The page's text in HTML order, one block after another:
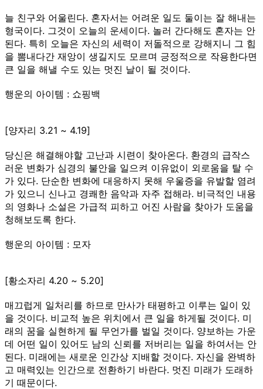
늘 친구와 어울린다. 혼자서는 어려운 일도 둘이는 잘 해내는
형국이다. 그것이 오늘의 운세이다. 놀러 간다해도 혼자는 안
된다. 특히 오늘은 자신의 세력이 저돌적으로 강해지니 그 힘
을 뽐내다간 재앙이 생길지도 모르며 긍정적으로 작용한다면
큰 일을 해낼 수도 있는 멋진 날이 될 것이다.
행운의 아이템 : 쇼핑백
[양자리 3.21 ~ 4.19]
당신은 해결해야할 고난과 시련이 찾아온다. 환경의 급작스
러운 변화가 심경의 불안을 일으켜 이유없이 외로움을 탈 수
가 있다. 단순한 변화에 대응하지 못해 우울증을 유발할 염려
가 있으니 신나고 경쾌한 음악과 자주 접해라. 비극적인 내용
의 영화나 소설은 가급적 피하고 어진 사람을 찾아가 도움을
청해보도록 한다.
행운의 아이템 : 모자
[황소자리 4.20 ~ 5.20]
매끄럽게 일처리를 하므로 만사가 태평하고 이루는 일이 있
을 것이다. 비교적 높은 위치에서 큰 일을 하게될 것이다. 미
래의 꿈을 실현하게 될 무언가를 벌일 것이다. 양보하는 가운
데 어떤 일이 있어도 남의 신뢰를 저버리는 일을 하여서는 안
된다. 미래에는 새로운 인간상 지배할 것이다. 자신을 완벽하
고 매력있는 인간으로 전환하기 바란다. 멋진 미래가 도래하
기 때문이다.